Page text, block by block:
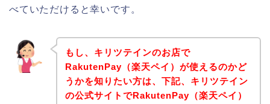
べていただけると幸いです。
もし、キリツテインのお店で
RakutenPay（楽天ペイ）が使えるのかど
うかを知りたい方は、下記、キリツテイン
の公式サイトでRakutenPay（楽天ペイ）